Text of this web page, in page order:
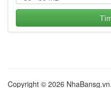
Copyright © 2026